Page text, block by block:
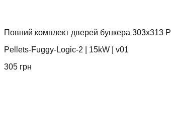
Повний комплект дверей бункера 303x313 P
Pellets-Fuggy-Logic-2
15kW
v01
305 грн